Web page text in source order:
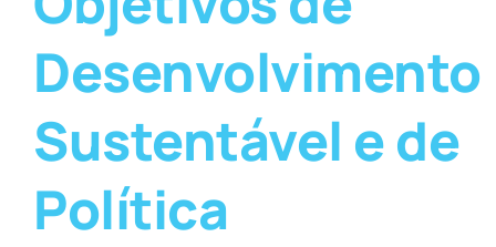
Desenvolvimento
Sustentável e de
Política